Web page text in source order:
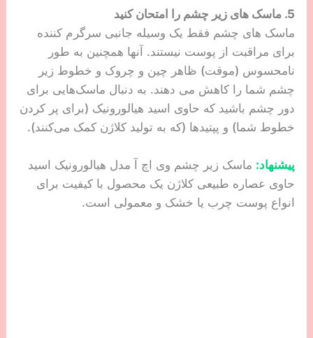
رتینول برای پوست های حساس) استفاده کنید.
اما، اگر ترجیح می‌دهید از کرم دور چشم استفاده کنید، به
تدریج این کار را انجام دهید: یک شب در هفته به مدت یک
هفته، سپس دو شب در هفته به مدت دو هفته، سپس سه
شب در هفته به مدت سه هفته. اگر پوست شما بتواند آن
را تحمل کند تا یک شب در میان افزایش می یابد.
ماسک های چشم فقط یک وسیله جانبی سرگرم کننده
برای مراقبت از پوست نیستند. آنها همچنین به طور